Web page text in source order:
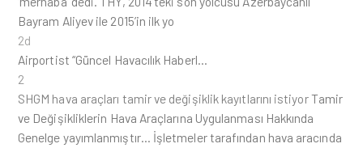
Bayram Aliyev ile 2015’in ilk yo
2d
Airportist “Güncel Havacılık Haberl…
2
SHGM hava araçları tamir ve değişiklik kayıtlarını istiyorTamir
ve Değişikliklerin Hava Araçlarına Uygulanması Hakkında
Genelge yayımlanmıştır… İşletmeler tarafından hava aracında